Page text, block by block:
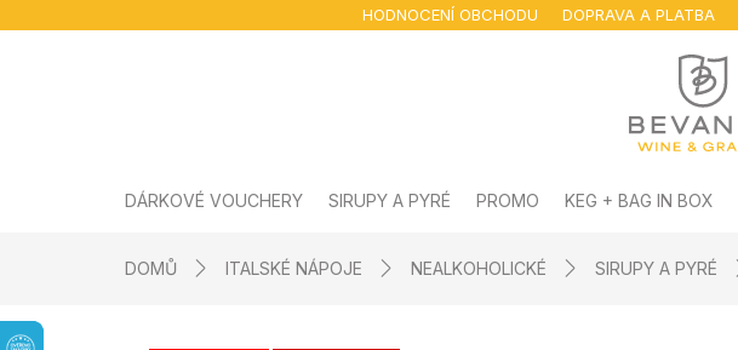
na
HODNOCENÍ OBCHODU DOPRAVA A PLATBA
DÁRKOVÉ VOUCHERY SIRUPY A PYRÉ PROMO KEG + BAG IN BOX
DOMŮ ITALSKÉ NÁPOJE NEALKOHOLICKÉ SIRUPY A PYRÉ